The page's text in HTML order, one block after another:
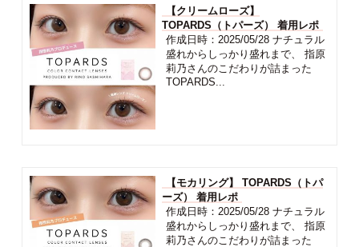
【クリームローズ】
TOPARDS（トパーズ） 着用レポ
作成日時：2025/05/28 ナチュラル
盛れからしっかり盛れまで、 指原
莉乃さんのこだわりが詰まった
TOPARDS...
【モカリング】 TOPARDS（トパ
ーズ） 着用レポ
作成日時：2025/05/28 ナチュラル
盛れからしっかり盛れまで、 指原
莉乃さんのこだわりが詰まった